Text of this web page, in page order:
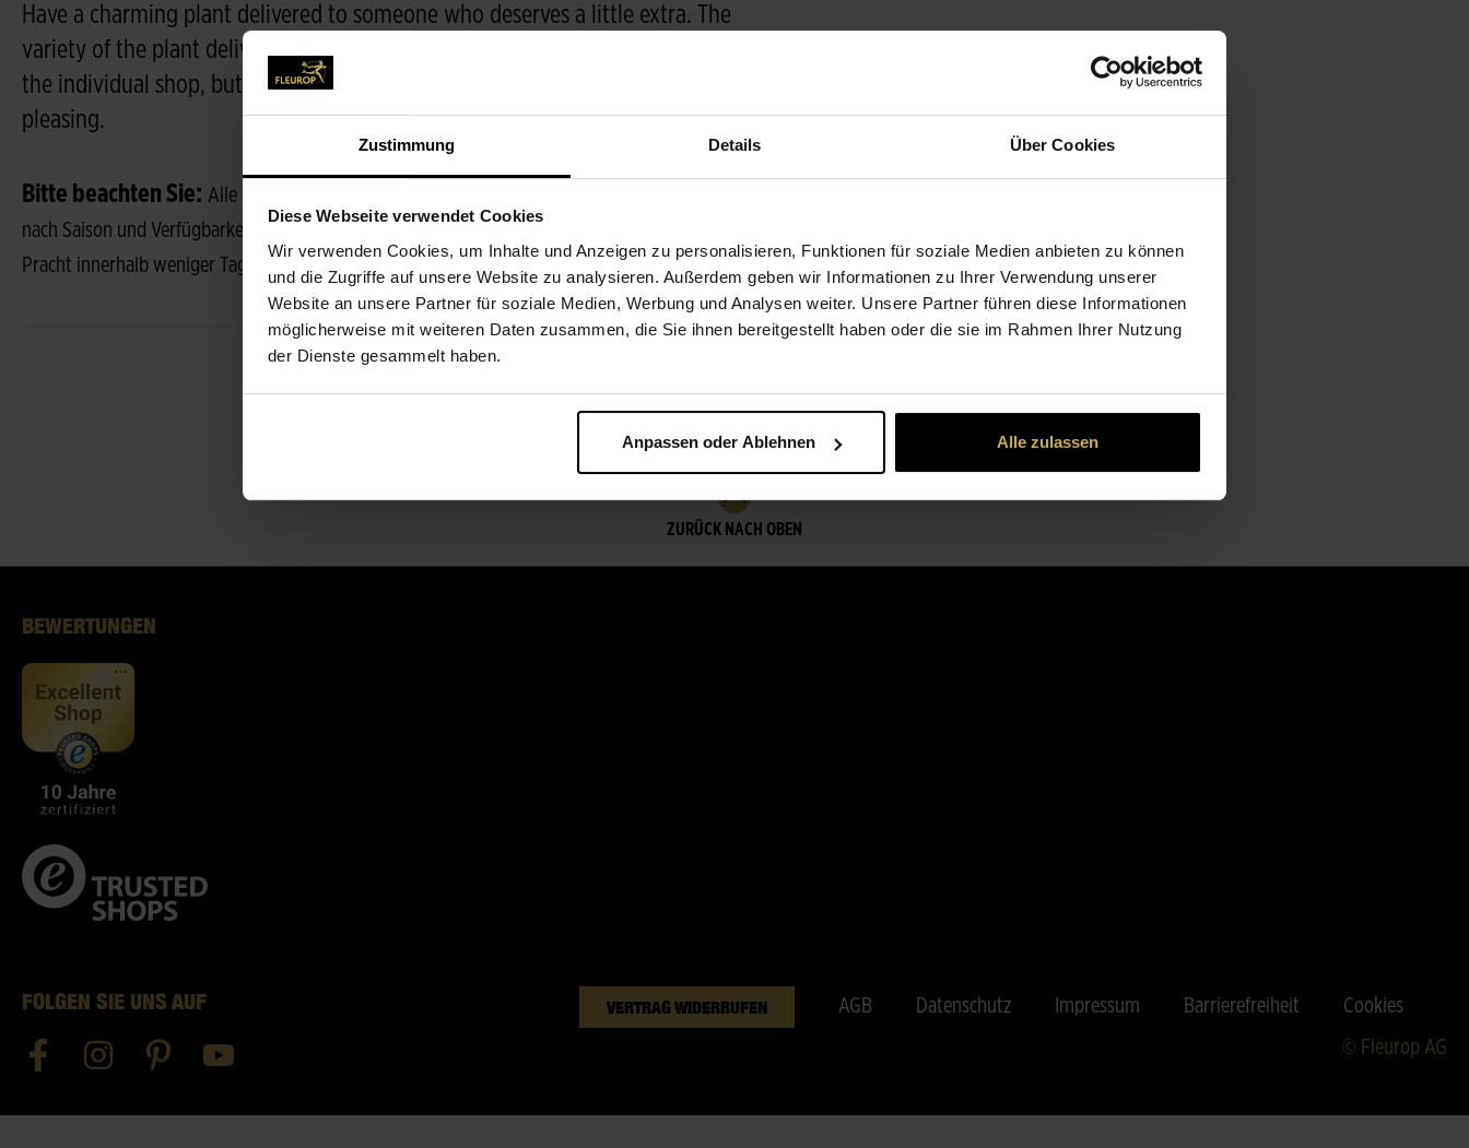
Zustimmung Details Über Cookies
Diese Webseite verwendet Cookies
Wir verwenden Cookies, um Inhalte und Anzeigen zu personalisieren, Funktionen für soziale Medien anbieten zu können
und die Zugriffe auf unsere Website zu analysieren. Außerdem geben wir Informationen zu Ihrer Verwendung unserer
Website an unsere Partner für soziale Medien, Werbung und Analysen weiter. Unsere Partner führen diese Informationen
möglicherweise mit weiteren Daten zusammen, die Sie ihnen bereitgestellt haben oder die sie im Rahmen Ihrer Nutzung
der Dienste gesammelt haben.
Anpassen oder Ablehnen Alle zulassen
Have a charming plant delivered to someone who deserves a little extra. The
variety of the plant delivered may vary, depending on the product range of
the individual shop, but the florists will make sure your delivery will be
pleasing.
Bitte beachten Sie: Alle Fotos sind Beispielfotos, jeder Strauß ist ein Unikat und kann je
nach Saison und Verfügbarkeit abweichen. Blüten in knospigem Zustand entfalten ihre volle
Pracht innerhalb weniger Tage.
ZURÜCK NACH OBEN
BEWERTUNGEN
FOLGEN SIE UNS AUF VERTRAG WIDERRUFEN AGB Datenschutz Impressum Barrierefreiheit
Cookies
© Fleurop AG